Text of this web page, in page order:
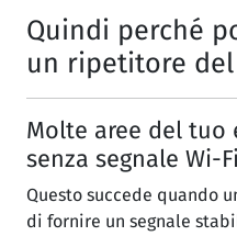
Quindi perché
un ripetitore del
Molte aree del tuo
senza segnale Wi-
Questo succede quando
di fornire un segnale